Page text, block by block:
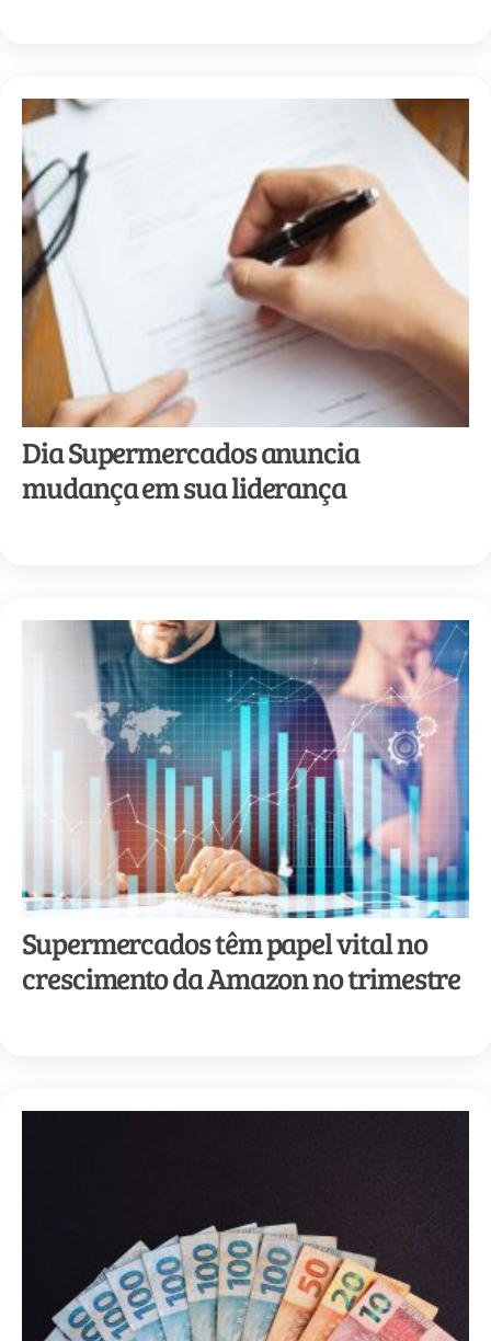
Dia Supermercados anuncia
mudança em sua liderança
Supermercados têm papel vital no
crescimento da Amazon no trimestre